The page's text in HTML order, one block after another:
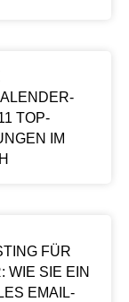
TOP-
IM
FÜR
WIE SIE EIN
EMAIL-